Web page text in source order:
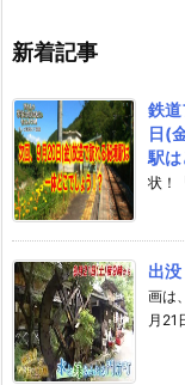
新着記事
鉄
日(
駅は
状！
出
画は
月21